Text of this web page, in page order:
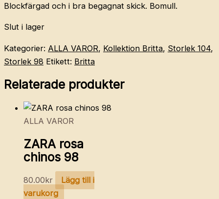
Blockfärgad och i bra begagnat skick. Bomull.
Slut i lager
Kategorier: ALLA VAROR, Kollektion Britta, Storlek 104,
Storlek 98 Etikett: Britta
Relaterade produkter
ALLA VAROR
ZARA rosa
chinos 98
80.00kr
Lägg till i
varukorg